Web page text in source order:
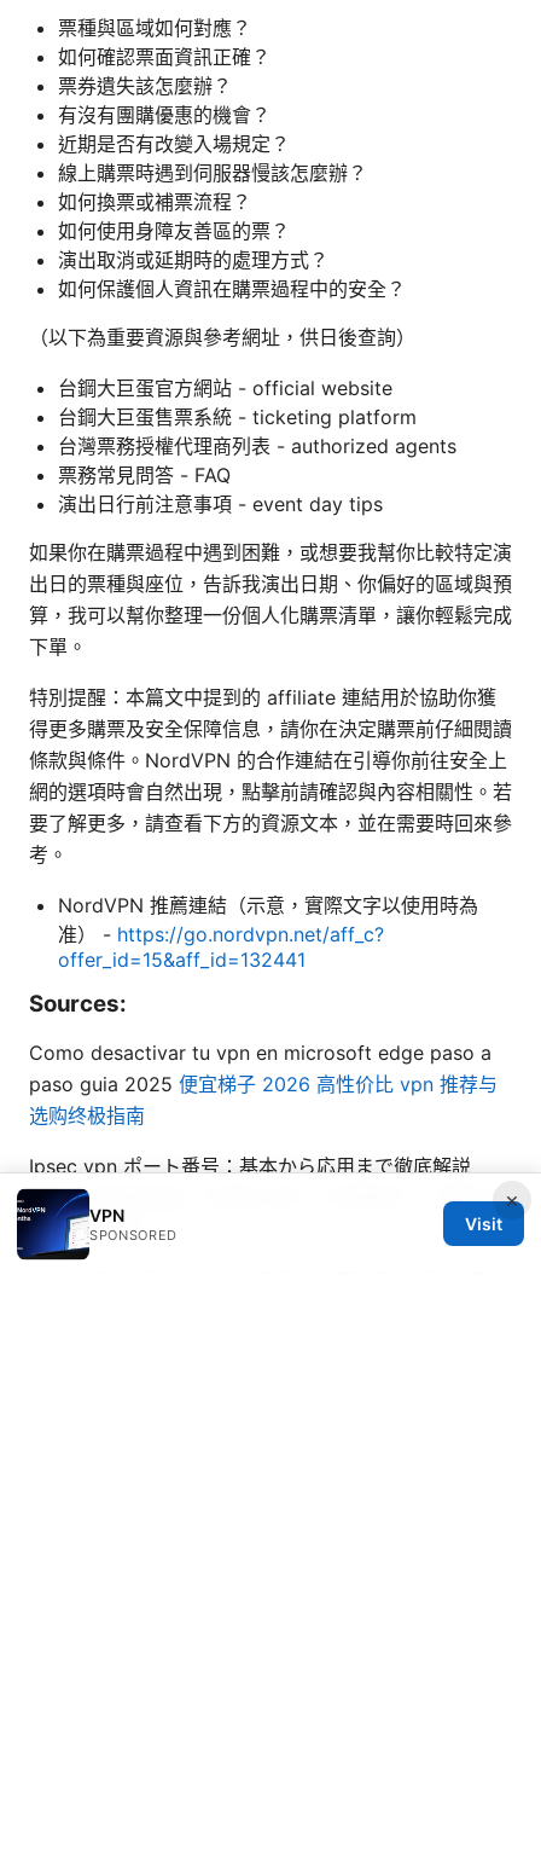
票種與區域如何對應？
如何確認票面資訊正確？
票券遺失該怎麼辦？
有沒有團購優惠的機會？
近期是否有改變入場規定？
線上購票時遇到伺服器慢該怎麼辦？
如何換票或補票流程？
如何使用身障友善區的票？
演出取消或延期時的處理方式？
如何保護個人資訊在購票過程中的安全？
（以下為重要資源與參考網址，供日後查詢）
台鋼大巨蛋官方網站 - official website
台鋼大巨蛋售票系統 - ticketing platform
台灣票務授權代理商列表 - authorized agents
票務常見問答 - FAQ
演出日行前注意事項 - event day tips
如果你在購票過程中遇到困難，或想要我幫你比較特定演
出日的票種與座位，告訴我演出日期、你偏好的區域與預
算，我可以幫你整理一份個人化購票清單，讓你輕鬆完成
下單。
特別提醒：本篇文中提到的 affiliate 連結用於協助你獲
得更多購票及安全保障信息，請你在決定購票前仔細閱讀
條款與條件。NordVPN 的合作連結在引導你前往安全上
網的選項時會自然出現，點擊前請確認與內容相關性。若
要了解更多，請查看下方的資源文本，並在需要時回來參
考。
NordVPN 推薦連結（示意，實際文字以使用時為
准） - https://go.nordvpn.net/aff_c?
offer_id=15&aff_id=132441
Sources:
Como desactivar tu vpn en microsoft edge paso a
paso guia 2025 便宜梯子 2026 高性价比 vpn 推荐与
选购终极指南
Ipsec vpn ポート番号：基本から応用まで徹底解説
【2026年最新版】と同時に使うべき関連ポート番号ま
とめと実践ガイド
×
VPN
SPONSORED
Visit